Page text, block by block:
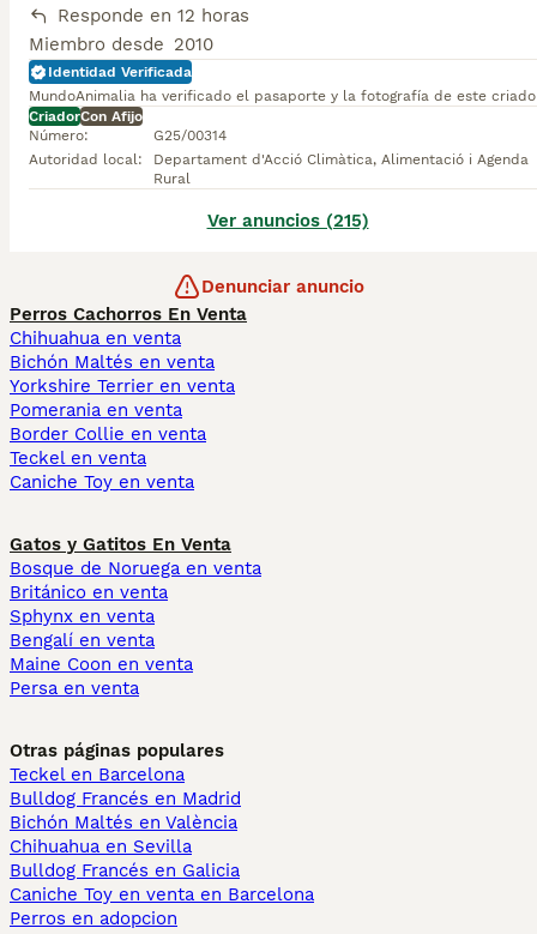
Responde en 12 horas
Miembro desde 2010
Identidad Verificada
MundoAnimalia ha verificado el pasaporte y la fotografía de este
CriadorCon Afijo
Número:
G25/00314
Autoridad local:
Departament d'Acció Climàtica, Alimentació i Agenda
Rural
Ver anuncios (215)
Denunciar anuncio
Perros Cachorros En Venta
Chihuahua en venta
Bichón Maltés en venta
Yorkshire Terrier en venta
Pomerania en venta
Border Collie en venta
Teckel en venta
Caniche Toy en venta
Gatos y Gatitos En Venta
Bosque de Noruega en venta
Británico en venta
Sphynx en venta
Bengalí en venta
Maine Coon en venta
Persa en venta
Otras páginas populares
Teckel en Barcelona
Bulldog Francés en Madrid
Bichón Maltés en València
Chihuahua en Sevilla
Bulldog Francés en Galicia
Caniche Toy en venta en Barcelona
Perros en adopcion